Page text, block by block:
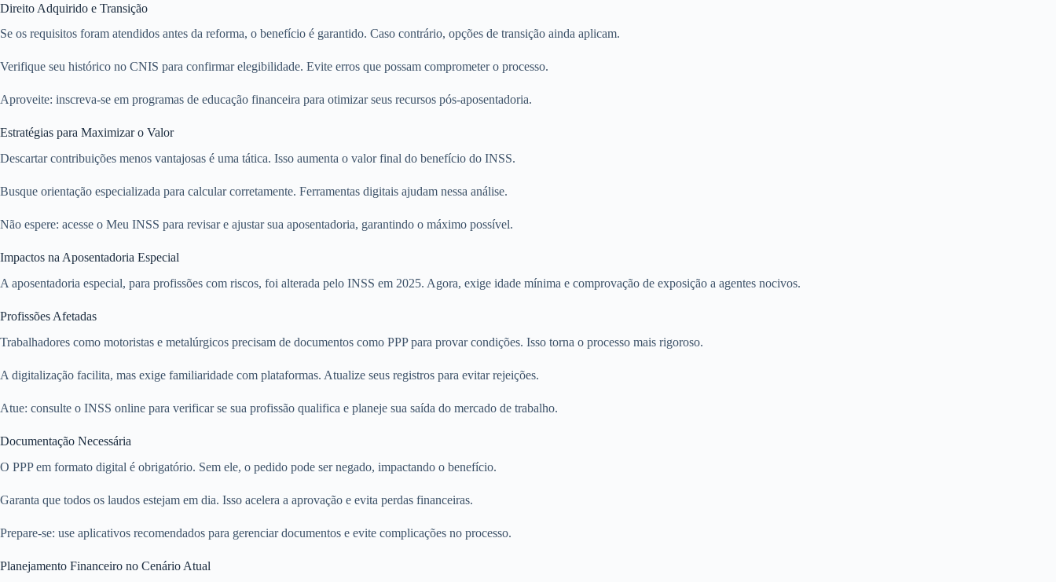
Direito Adquirido e Transição
Se os requisitos foram atendidos antes da reforma, o benefício é garantido. Caso contrário, opções de transição ainda aplicam.
Verifique seu histórico no CNIS para confirmar elegibilidade. Evite erros que possam comprometer o processo.
Aproveite: inscreva-se em programas de educação financeira para otimizar seus recursos pós-aposentadoria.
Estratégias para Maximizar o Valor
Descartar contribuições menos vantajosas é uma tática. Isso aumenta o valor final do benefício do INSS.
Busque orientação especializada para calcular corretamente. Ferramentas digitais ajudam nessa análise.
Não espere: acesse o Meu INSS para revisar e ajustar sua aposentadoria, garantindo o máximo possível.
Impactos na Aposentadoria Especial
A aposentadoria especial, para profissões com riscos, foi alterada pelo INSS em 2025. Agora, exige idade mínima e comprovação de exposição a agentes nocivos.
Profissões Afetadas
Trabalhadores como motoristas e metalúrgicos precisam de documentos como PPP para provar condições. Isso torna o processo mais rigoroso.
A digitalização facilita, mas exige familiaridade com plataformas. Atualize seus registros para evitar rejeições.
Atue: consulte o INSS online para verificar se sua profissão qualifica e planeje sua saída do mercado de trabalho.
Documentação Necessária
O PPP em formato digital é obrigatório. Sem ele, o pedido pode ser negado, impactando o benefício.
Garanta que todos os laudos estejam em dia. Isso acelera a aprovação e evita perdas financeiras.
Prepare-se: use aplicativos recomendados para gerenciar documentos e evite complicações no processo.
Planejamento Financeiro no Cenário Atual